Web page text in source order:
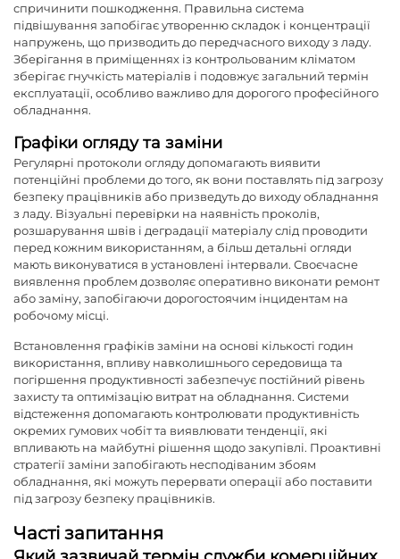
спричинити пошкодження. Правильна система
підвішування запобігає утворенню складок і концентрації
напружень, що призводить до передчасного виходу з ладу.
Зберігання в приміщеннях із контрольованим кліматом
зберігає гнучкість матеріалів і подовжує загальний термін
експлуатації, особливо важливо для дорогого професійного
обладнання.
Графіки огляду та заміни
Регулярні протоколи огляду допомагають виявити
потенційні проблеми до того, як вони поставлять під загрозу
безпеку працівників або призведуть до виходу обладнання
з ладу. Візуальні перевірки на наявність проколів,
розшарування швів і деградації матеріалу слід проводити
перед кожним використанням, а більш детальні огляди
мають виконуватися в установлені інтервали. Своєчасне
виявлення проблем дозволяє оперативно виконати ремонт
або заміну, запобігаючи дорогостоячим інцидентам на
робочому місці.
Встановлення графіків заміни на основі кількості годин
використання, впливу навколишнього середовища та
погіршення продуктивності забезпечує постійний рівень
захисту та оптимізацію витрат на обладнання. Системи
відстеження допомагають контролювати продуктивність
окремих гумових чобіт та виявлювати тенденції, які
впливають на майбутні рішення щодо закупівлі. Проактивні
стратегії заміни запобігають несподіваним збоям
обладнання, які можуть перервати операції або поставити
під загрозу безпеку працівників.
Часті запитання